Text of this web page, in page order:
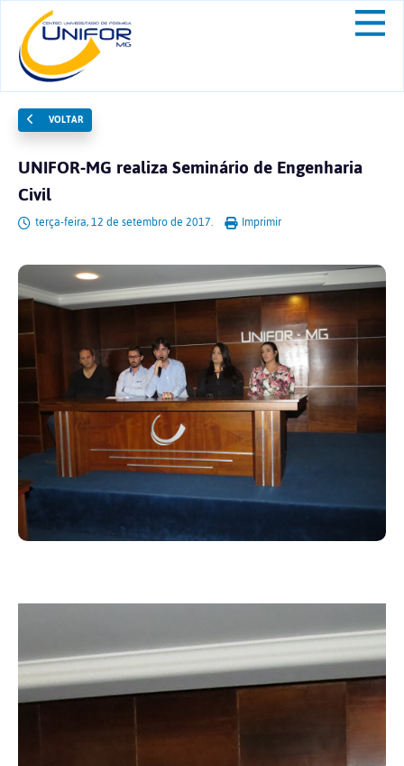
VOLTAR
UNIFOR-MG realiza Seminário de Engenharia
Civil
terça-feira, 12 de setembro de 2017. Imprimir